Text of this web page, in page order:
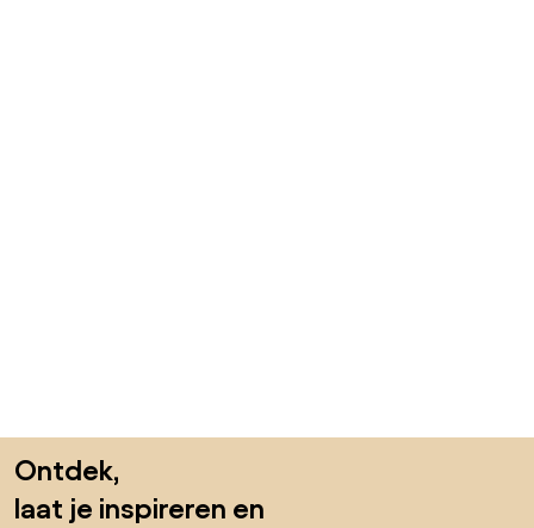
Ontdek,
laat je inspireren en